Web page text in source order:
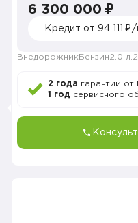
6 300 000 ₽
Кредит от 94 111
Внедорожник Бензин2.0 л.
2 года гарантии
1 год сервисного